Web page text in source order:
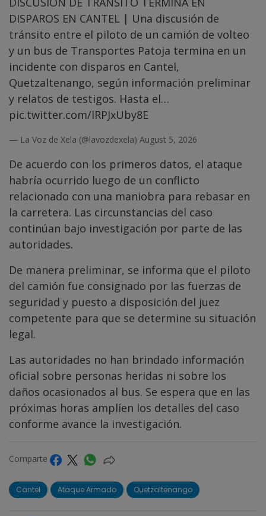
DISPAROS EN CANTEL | Una discusión de
tránsito entre el piloto de un camión de volteo
y un bus de Transportes Patoja termina en un
incidente con disparos en Cantel,
Quetzaltenango, según información preliminar
y relatos de testigos. Hasta el…
pic.twitter.com/lRPJxUby8E
— La Voz de Xela (@lavozdexela) August 5, 2026
De acuerdo con los primeros datos, el ataque
habría ocurrido luego de un conflicto
relacionado con una maniobra para rebasar en
la carretera. Las circunstancias del caso
continúan bajo investigación por parte de las
autoridades.
De manera preliminar, se informa que el piloto
del camión fue consignado por las fuerzas de
seguridad y puesto a disposición del juez
competente para que se determine su situación
legal.
Las autoridades no han brindado información
oficial sobre personas heridas ni sobre los
daños ocasionados al bus. Se espera que en las
próximas horas amplíen los detalles del caso
conforme avance la investigación.
Comparte
Cantel Ataque Armado Quetzaltenango